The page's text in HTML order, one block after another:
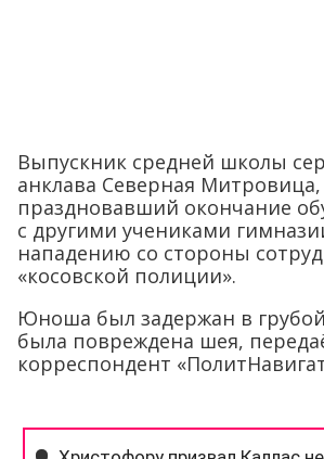
Выпускник средней школы
анклава Северная Митровица,
праздновавший окончание
с другими учениками
нападению со стороны
«косовской полиции».
Юноша был задержан в
была повреждена шея,
корреспондент